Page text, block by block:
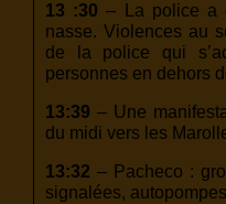
13 :30 – La police a
nasse. Violences au
de la police qui
personnes en dehors
13:39 – Une
du midi vers les
13:32 – Pacheco :
signalées,